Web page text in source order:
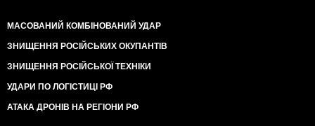
МАСОВАНИЙ КОМБІНОВАНИЙ УДАР
ЗНИЩЕННЯ РОСІЙСЬКИХ ОКУПАНТІВ
ЗНИЩЕННЯ РОСІЙСЬКОЇ ТЕХНІКИ
УДАРИ ПО ЛОГІСТИЦІ РФ
АТАКА ДРОНІВ НА РЕГІОНИ РФ